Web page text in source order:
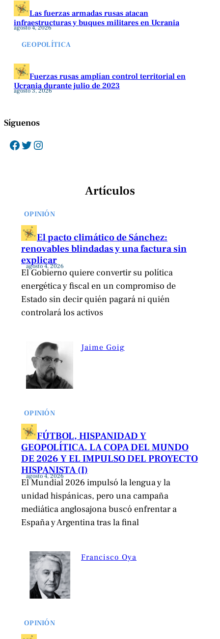
Las fuerzas armadas rusas atacan
infraestructuras y buques militares en Ucrania
agosto 4, 2026
GEOPOLÍTICA
Fuerzas rusas amplían control territorial en
Ucrania durante julio de 2023
agosto 3, 2026
Síguenos
Facebook Twitter Instagram
Artículos
OPINIÓN
El pacto climático de Sánchez:
renovables blindadas y una factura sin
explicar
agosto 4, 2026
El Gobierno quiere convertir su política
energética y fiscal en un compromiso de
Estado sin decir quién pagará ni quién
controlará los activos
Jaime Goig
OPINIÓN
FÚTBOL, HISPANIDAD Y
GEOPOLÍTICA. LA COPA DEL MUNDO
DE 2026 Y EL IMPULSO DEL PROYECTO
HISPANISTA (I)
agosto 4, 2026
El Mundial 2026 impulsó la lengua y la
unidad hispánicas, pero una campaña
mediática anglosajona buscó enfrentar a
España y Argentina tras la final
Francisco Oya
OPINIÓN